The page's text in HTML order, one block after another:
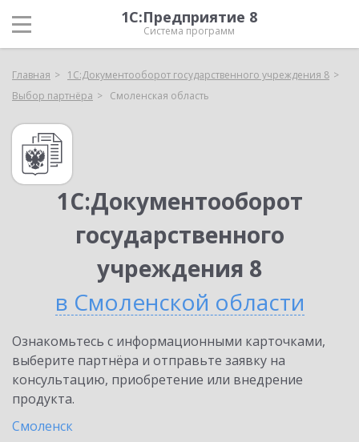
1С:Предприятие 8
Система программ
Главная
1С:Документооборот государственного учреждения 8
Выбор партнёра
Смоленская область
1С:Документооборот
государственного
учреждения 8
в Смоленской области
Ознакомьтесь с информационными карточками,
выберите партнёра и отправьте заявку на
консультацию, приобретение или внедрение
продукта.
Смоленск